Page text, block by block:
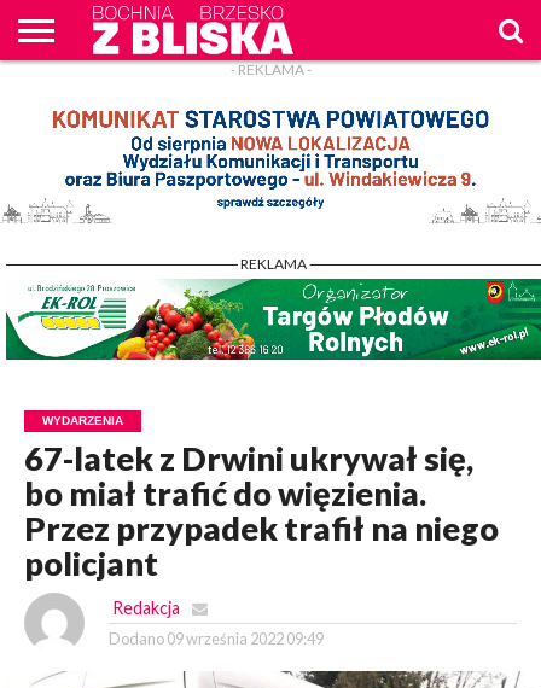
WPROST
REKLAM
- REKLAMA -
- REKLAMA -
WYDARZENIA
67-latek z Drwini ukrywał się,
bo miał trafić do więzienia.
Przez przypadek trafił na niego
policjant
Redakcja
Dodano 09 września 2022 09:49